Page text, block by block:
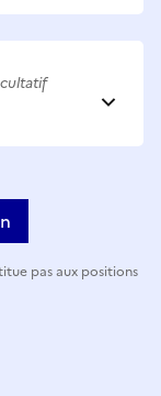
pas aux positions